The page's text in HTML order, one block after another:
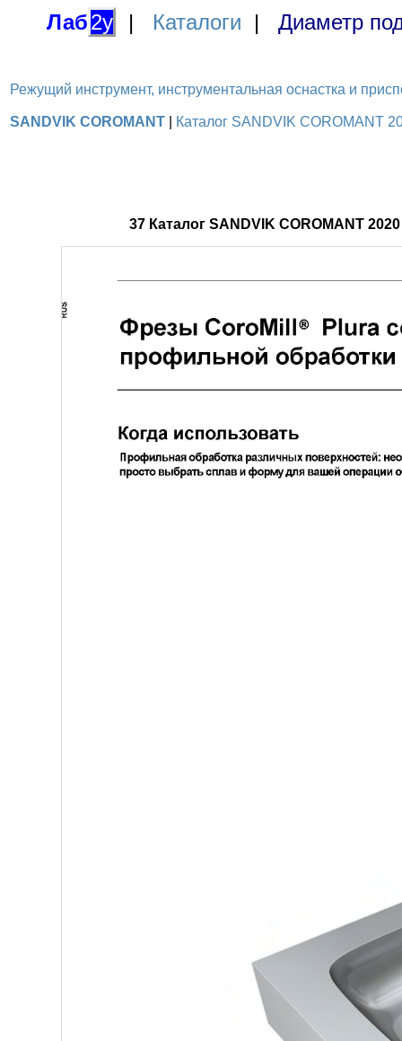
Лаб2у | Каталоги | Диаметр
Режущий инструмент, инструментальная оснастка и
SANDVIK COROMANT Каталог SANDVIK COROMANT
37 Каталог SANDVIK COROMANT